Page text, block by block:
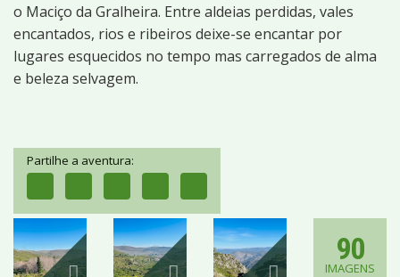
o Maciço da Gralheira. Entre aldeias perdidas, vales
encantados, rios e ribeiros deixe-se encantar por
lugares esquecidos no tempo mas carregados de alma
e beleza selvagem.
Partilhe a aventura:
90
IMAGENS